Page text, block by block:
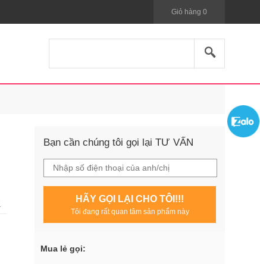
Giỏ hàng 0
Bạn cần chúng tôi gọi lại TƯ VẤN
HÃY GỌI LẠI CHO TÔI!!!
Tôi đang rất quan tâm sản phẩm này
Mua lẻ gọi: